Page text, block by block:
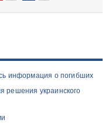
информация о погибших
решения украинского